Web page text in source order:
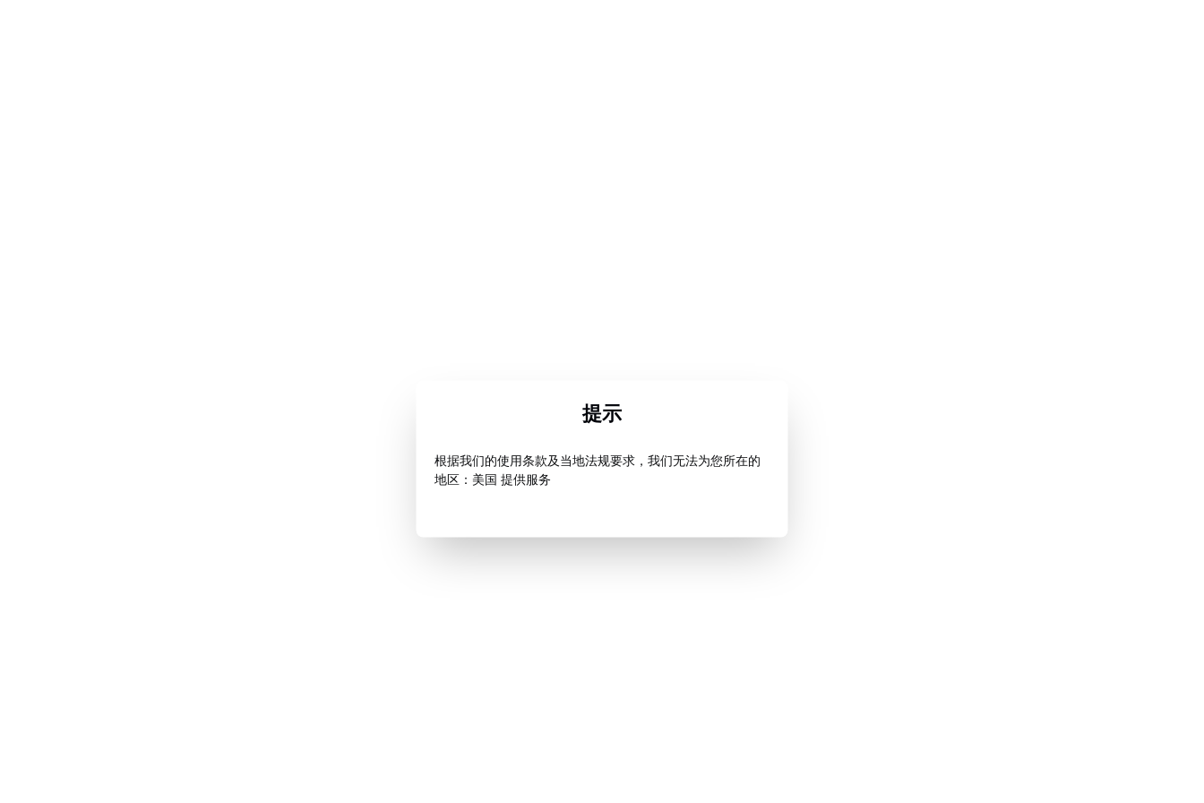
提示
根据我们的使用条款及当地法规要求，我们无法为您所在的
地区：美国 提供服务